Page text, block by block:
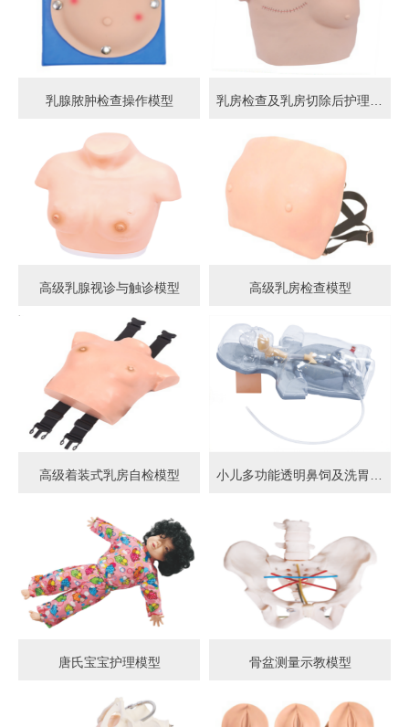
乳腺脓肿检查操作模型
高级乳腺视诊与触诊模型 高级乳房检查模型
高级着装式乳房自检模型
唐氏宝宝护理模型 骨盆测量示教模型